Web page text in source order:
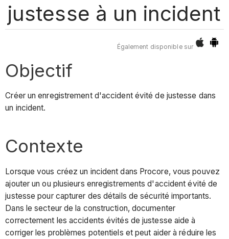
justesse à un incident
Également disponible sur
Objectif
Créer un enregistrement d'accident évité de justesse dans
un incident.
Contexte
Lorsque vous créez un incident dans Procore, vous pouvez
ajouter un ou plusieurs enregistrements d'accident évité de
justesse pour capturer des détails de sécurité importants.
Dans le secteur de la construction, documenter
correctement les accidents évités de justesse aide à
corriger les problèmes potentiels et peut aider à réduire les